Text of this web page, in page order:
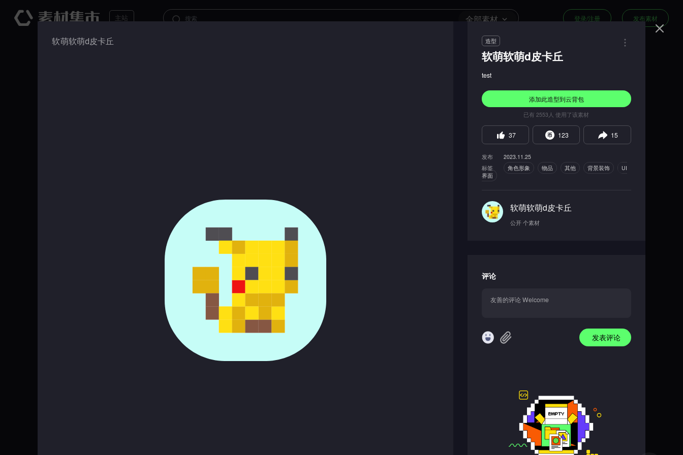
主站 全部素材 登录/注册 发布素材
软萌软萌d皮卡丘 造型
软萌软萌d皮卡丘
test
添加此造型到云背包
已有2553 人 使用了该素材
37 123 15
发布
2023.11.25
标签
角色形象 物品 其他 背景装饰
UI
界面
软萌软萌d皮卡丘
公开 个素材
评论
发表评论